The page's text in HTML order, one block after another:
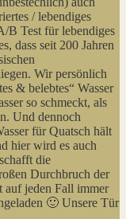
/ lebendiges
B Test für lebendiges
dass seit 200 Jahren
Wir persönlich
& belebtes“ Wasser
so schmeckt, als
Und dennoch
für Quatsch hält
hier wird es auch
die
Durchbruch der
auf jeden Fall immer
🙂 Unsere Tür